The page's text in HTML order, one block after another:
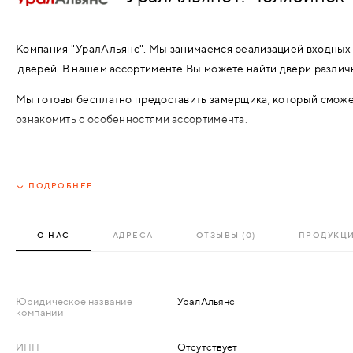
ДЕРЕВЯННЫЕ
КОМБИНИРОВАННЫЕ
СПЕЦИАЛИЗИРОВАННЫЕ
КОМПЛЕКТУЮЩИЕ
СКУД И "УМНЫЙ
ДОМ"
Компания "УралАльянс". Мы занимаемся реализацией
дверей. В нашем ассортименте Вы можете найти двери
Мы готовы бесплатно предоставить замерщика, который
ознакомить с особенностями ассортимента.
ответственность за проделанную работу.
период своей деятельности мы успели установить множество
ПОДРОБНЕЕ
О НАС АДРЕСА ОТЗЫВЫ (0)
Юридическое название
компании
УралАльянс
ИНН Отсутствует